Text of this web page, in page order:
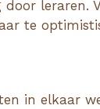
te
in elkaar